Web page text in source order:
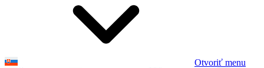
Otvoriť menu